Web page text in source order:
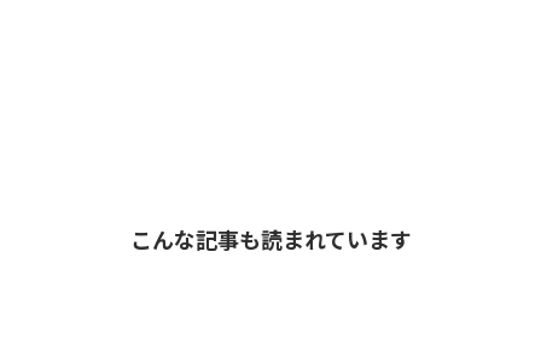
こんな記事も読まれています